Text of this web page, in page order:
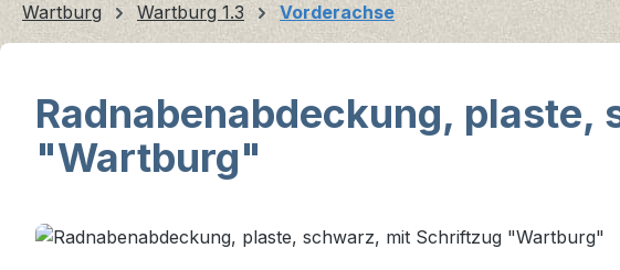
Wartburg Wartburg 1.3 Vorderachse
Radnabenabdeckung,
"Wartburg"
Bildergalerie überspringen